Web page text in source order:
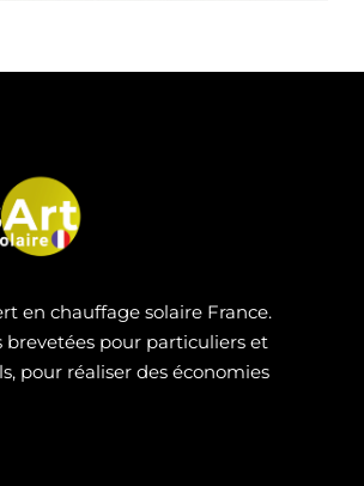
en chauffage solaire France.
brevetées pour particuliers et
pour réaliser des économies